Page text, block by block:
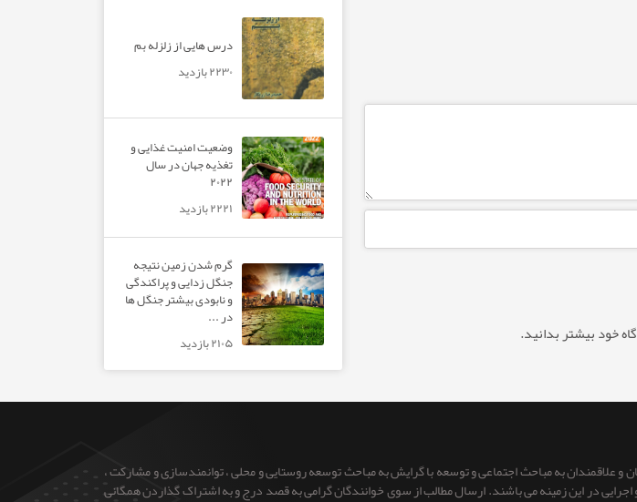
خود بیشتر بدانید.
درس هایی از زلزله بم
۲۲۳۰ بازدید
وضعیت امنیت غذایی و
تغذیه جهان در سال
۲۰۲۲
۲۲۲۱ بازدید
گرم شدن زمین نتیجه
جنگل زدایی و پراکندگی
و نابودی بیشتر جنگل ها
در ...
۲۱۰۵ بازدید
علاقمندان به مباحث اجتماعی و توسعه با گرایش به مباحث توسعه روستایی و محلی ، توانمندسازی و مشارکت ،
اجرایی در این زمینه می باشند. ارسال مطالب از سوی خوانندگان گرامی به قصد درج و به اشتراک گذاردن همگانی